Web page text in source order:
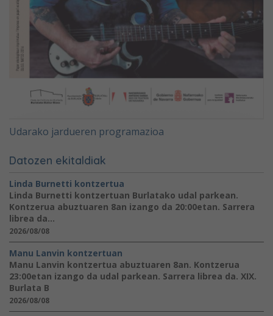
Udarako jardueren programazioa
Datozen ekitaldiak
Linda Burnetti kontzertua
Linda Burnetti kontzertuan Burlatako udal parkean.
Kontzerua abuztuaren 8an izango da 20:00etan. Sarrera
librea da...
2026/08/08
Manu Lanvin kontzertuan
Manu Lanvin kontzertua abuztuaren 8an. Kontzerua
23:00etan izango da udal parkean. Sarrera librea da. XIX.
Burlata B
2026/08/08